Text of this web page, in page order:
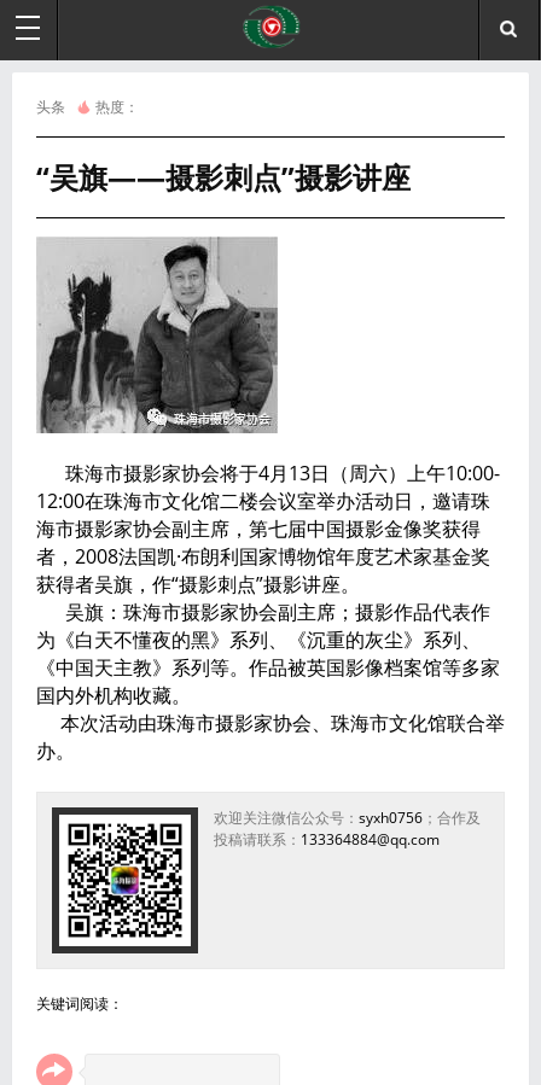
头条 热度：
“吴旗——摄影刺点”摄影讲座
珠海市摄影家协会将于4月13日（周六）上午10:00-
12:00在珠海市文化馆二楼会议室举办活动日，邀请珠
海市摄影家协会副主席，第七届中国摄影金像奖获得
者，2008法国凯·布朗利国家博物馆年度艺术家基金奖
获得者吴旗，作“摄影刺点”摄影讲座。
吴旗：珠海市摄影家协会副主席；摄影作品代表作
为《白天不懂夜的黑》系列、《沉重的灰尘》系列、
《中国天主教》系列等。作品被英国影像档案馆等多家
国内外机构收藏。
本次活动由珠海市摄影家协会、珠海市文化馆联合举
办。
欢迎关注微信公众号： syxh0756；合作及
投稿请联系： 133364884@qq.com
关键词阅读：